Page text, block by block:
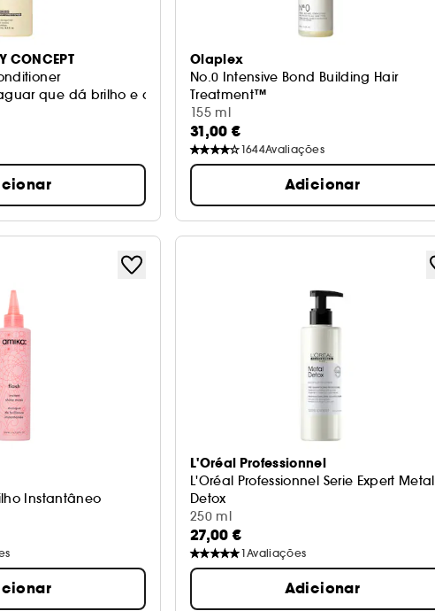
CONCEPT
que dá brilho e desembaraça
Olaplex
No.0 Intensive Bond Building Hair
Treatment™
Tratamento capilar
155 ml
31,00 €
1644Avaliações
Adicionar
Instantâneo
L'Oréal Professionnel
L'Oréal Professionnel Serie Expert Metal
Detox
Tratamento Pré-Shampoo
250 ml
27,00 €
1Avaliações
Adicionar